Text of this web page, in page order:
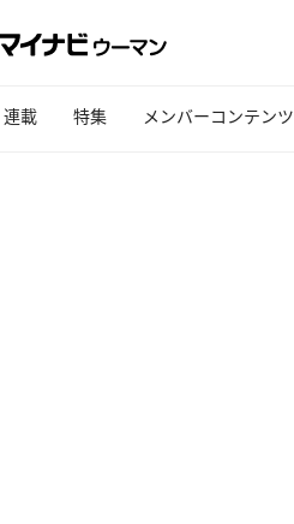
連載 特集 メンバーコンテンツ